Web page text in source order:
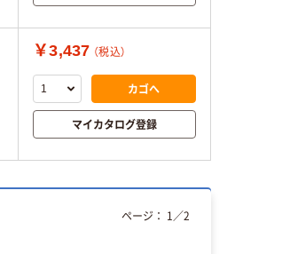
￥3,437 （税込）
カゴへ
マイカタログ登録
ページ： 1 ／2